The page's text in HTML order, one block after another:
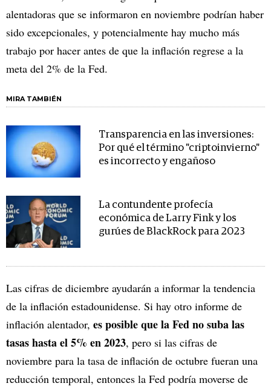
alentadoras que se informaron en noviembre podrían haber
sido excepcionales, y potencialmente hay mucho más
trabajo por hacer antes de que la inflación regrese a la
meta del 2% de la Fed.
MIRA TAMBIÉN
Transparencia en las inversiones:
Por qué el término "criptoinvierno"
es incorrecto y engañoso
La contundente profecía
económica de Larry Fink y los
gurúes de BlackRock para 2023
Las cifras de diciembre ayudarán a informar la tendencia
de la inflación estadounidense. Si hay otro informe de
inflación alentador, es posible que la Fed no suba las
tasas hasta el 5% en 2023, pero si las cifras de
noviembre para la tasa de inflación de octubre fueran una
reducción temporal, entonces la Fed podría moverse de